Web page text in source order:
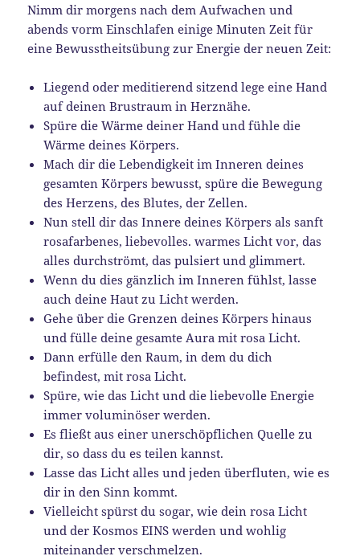
Nimm dir morgens nach dem Aufwachen und
abends vorm Einschlafen einige Minuten Zeit für
eine Bewusstheitsübung zur Energie der neuen Zeit:
Liegend oder meditierend sitzend lege eine Hand
auf deinen Brustraum in Herznähe.
Spüre die Wärme deiner Hand und fühle die
Wärme deines Körpers.
Mach dir die Lebendigkeit im Inneren deines
gesamten Körpers bewusst, spüre die Bewegung
des Herzens, des Blutes, der Zellen.
Nun stell dir das Innere deines Körpers als sanft
rosafarbenes, liebevolles. warmes Licht vor, das
alles durchströmt, das pulsiert und glimmert.
Wenn du dies gänzlich im Inneren fühlst, lasse
auch deine Haut zu Licht werden.
Gehe über die Grenzen deines Körpers hinaus
und fülle deine gesamte Aura mit rosa Licht.
Dann erfülle den Raum, in dem du dich
befindest, mit rosa Licht.
Spüre, wie das Licht und die liebevolle Energie
immer voluminöser werden.
Es fließt aus einer unerschöpflichen Quelle zu
dir, so dass du es teilen kannst.
Lasse das Licht alles und jeden überfluten, wie es
dir in den Sinn kommt.
Vielleicht spürst du sogar, wie dein rosa Licht
und der Kosmos EINS werden und wohlig
miteinander verschmelzen.